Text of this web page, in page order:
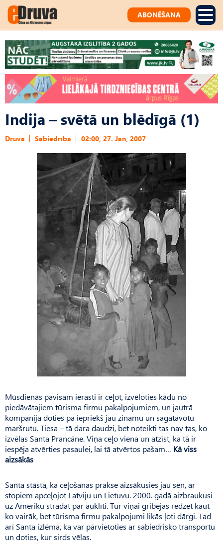
ABONĒŠANA
Indija – svētā un blēdīgā (1)
Druva Sabiedrība 02:00, 27. Jan, 2007
Mūsdienās pavisam ierasti ir ceļot, izvēloties kādu no
piedāvātajiem tūrisma firmu pakalpojumiem, un jautrā
kompānijā doties pa iepriekš jau zināmu un sagatavotu
maršrutu. Tiesa – tā dara daudzi, bet noteikti tas nav tas, ko
izvēlas Santa Prancāne. Viņa ceļo viena un atzīst, ka tā ir
iespēja atvērties pasaulei, lai tā atvērtos pašam… Kā viss
aizsākās
Santa stāsta, ka ceļošanas prakse aizsākusies jau sen, ar
stopiem apceļojot Latviju un Lietuvu. 2000. gadā aizbraukusi
uz Ameriku strādāt par auklīti. Tur viņai gribējās redzēt kaut
ko vairāk, bet tūrisma firmu pakalpojumi likās ļoti dārgi. Tad
arī Santa izlēma, ka var pārvietoties ar sabiedrisko transportu
un doties, kur sirds vēlas.